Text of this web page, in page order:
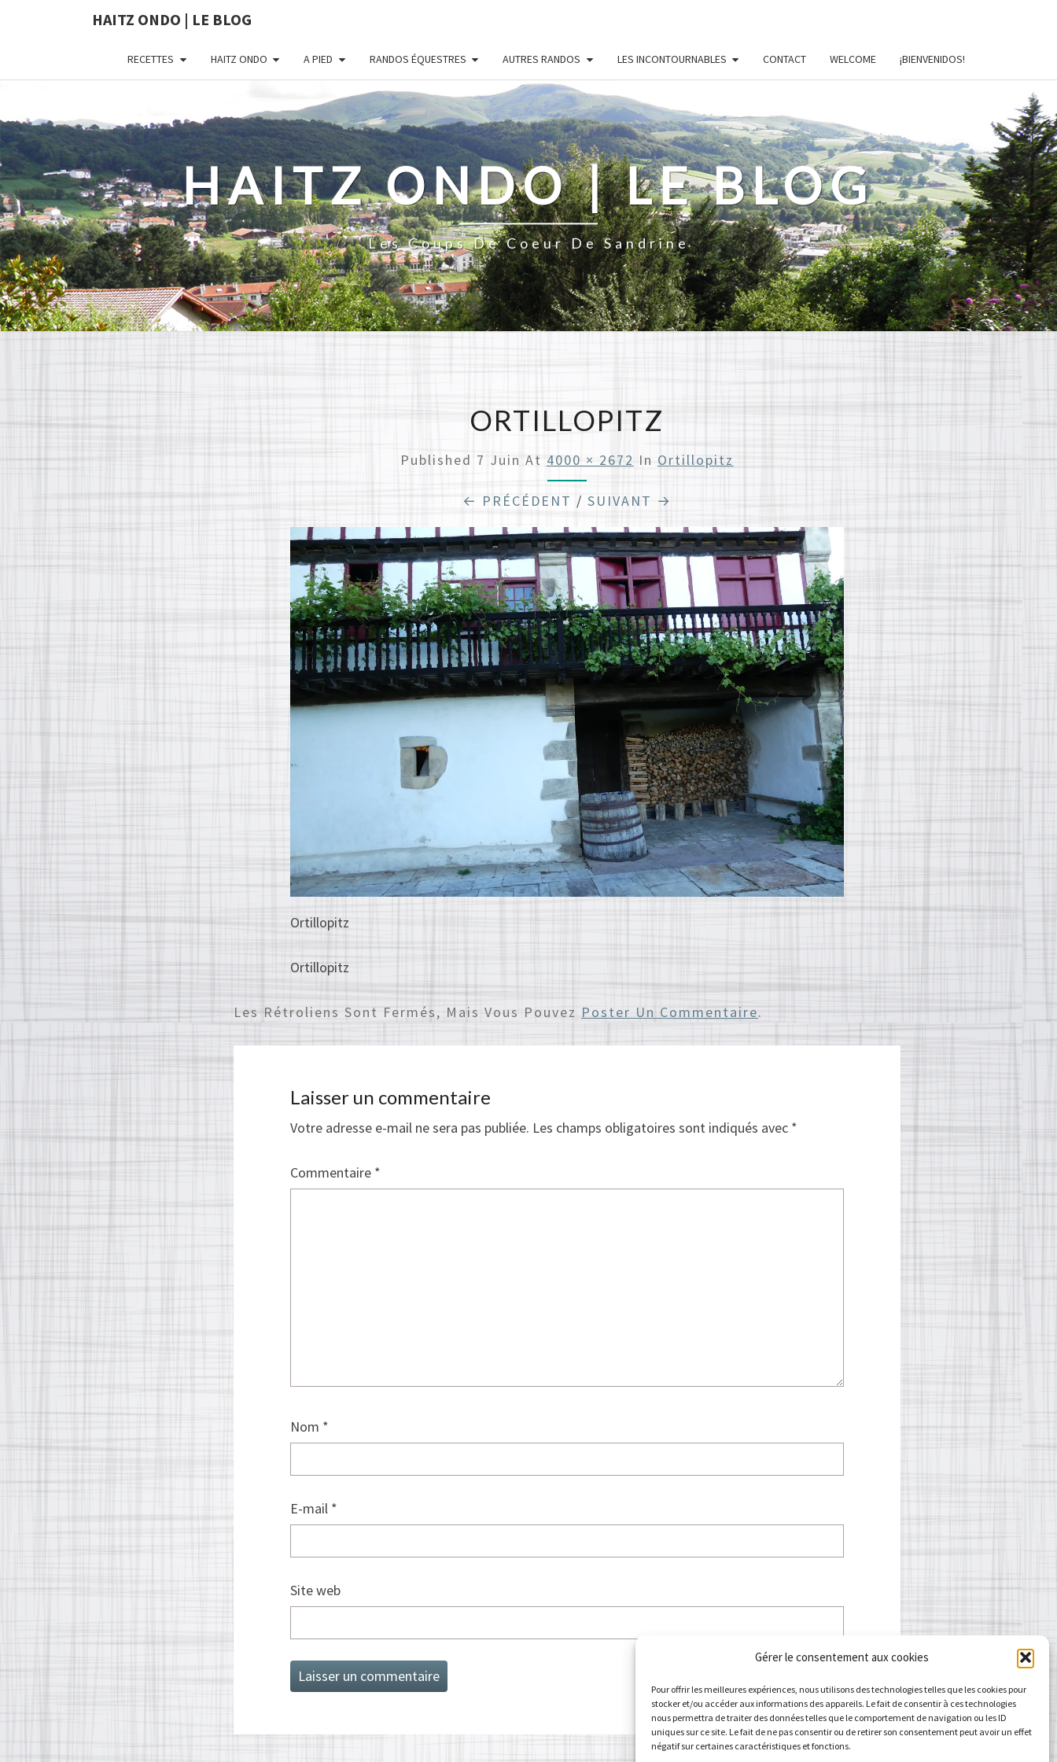
Gérer le consentement aux cookies
Pour offrir les meilleures expériences, nous utilisons des technologies telles que les cookies pour
stocker et/ou accéder aux informations des appareils. Le fait de consentir à ces technologies
nous permettra de traiter des données telles que le comportement de navigation ou les ID
uniques sur ce site. Le fait de ne pas consentir ou de retirer son consentement peut avoir un effet
négatif sur certaines caractéristiques et fonctions.
HAITZ ONDO | LE BLOG
RECETTES HAITZ ONDO A PIED RANDOS ÉQUESTRES AUTRES RANDOS LES INCONTOURNABLES CONTACT WELCOME ¡BIENVENIDOS!
HAITZ ONDO | LE BLOG
Les Coups De Coeur De Sandrine
ORTILLOPITZ
Published 7 Juin At 4000 × 2672 In Ortillopitz
← PRÉCÉDENT / SUIVANT →
Ortillopitz
Ortillopitz
Les Rétroliens Sont Fermés, Mais Vous Pouvez Poster Un Commentaire.
Laisser un commentaire
Votre adresse e-mail ne sera pas publiée. Les champs obligatoires sont indiqués avec *
Commentaire *
Nom *
E-mail *
Site web